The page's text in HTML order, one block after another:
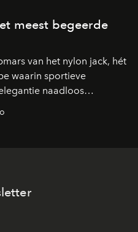
meest begeerde
van het nylon jack, hét
waarin sportieve
naadloos